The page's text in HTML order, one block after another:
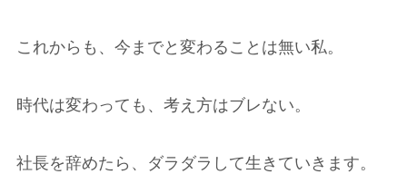
これからも、今までと変わることは無い私。
時代は変わっても、考え方はブレない。
社長を辞めたら、ダラダラして生きていきます。